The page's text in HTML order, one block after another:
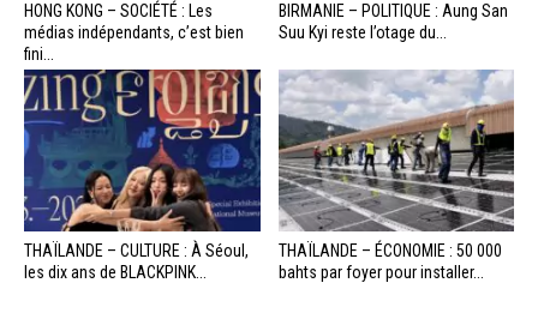
HONG KONG – SOCIÉTÉ : Les
médias indépendants, c’est bien
fini...
BIRMANIE – POLITIQUE : Aung San
Suu Kyi reste l’otage du...
THAÏLANDE – CULTURE : À Séoul,
les dix ans de BLACKPINK...
THAÏLANDE – ÉCONOMIE : 50 000
bahts par foyer pour installer...